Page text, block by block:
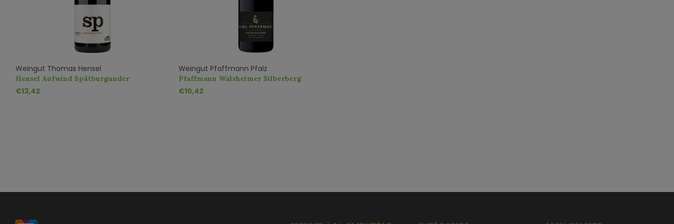
Weingut Thomas Hensel
Hensel Aufwind Spätburgunder
€13,42
Weingut Pfaffmann Pfalz
Pfaffmann Walsheimer Silberberg
Spätburgunder QbA trocken
€10,42